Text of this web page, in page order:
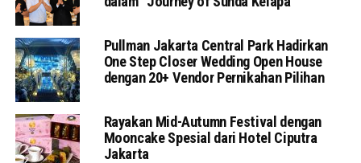
Pullman Jakarta Central Park Hadirkan
One Step Closer Wedding Open House
dengan 20+ Vendor Pernikahan Pilihan
Rayakan Mid-Autumn Festival dengan
Mooncake Spesial dari Hotel Ciputra
Jakarta